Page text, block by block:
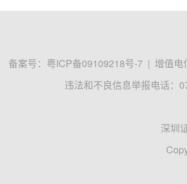
备案号： 粤ICP备09109218号-7 | 增值电
违法和不良信息举报电话：
深圳